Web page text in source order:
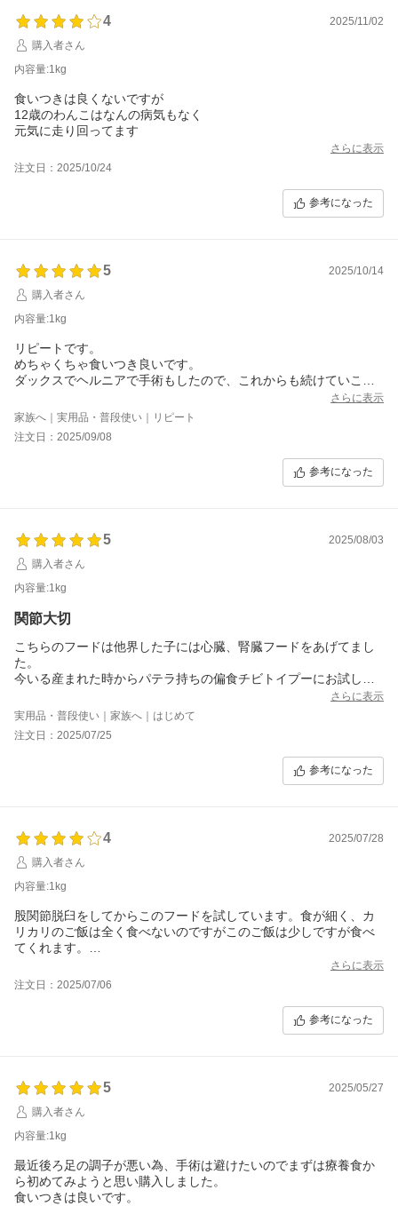
4
2025/11/02
購入者さん
内容量:1kg
食いつきは良くないですが
12歳のわんこはなんの病気もなく
元気に走り回ってます
さらに表示
注文日：2025/10/24
参考になった
5
2025/10/14
購入者さん
内容量:1kg
リピートです。
めちゃくちゃ食いつき良いです。
ダックスでヘルニアで手術もしたので、これからも続けていこう
さらに表示
家族へ｜実用品・普段使い｜リピート
注文日：2025/09/08
参考になった
5
2025/08/03
購入者さん
内容量:1kg
関節大切
こちらのフードは他界した子には心臓、腎臓フードをあげてまし
た。
今いる産まれた時からパテラ持ちの偏食チビトイプーにお試しを
無添加フードと混ぜて食べさせたら美味しそうに食べてくれたの
で注文。
もう1匹のデカトイプーも関節が弱いので無添加フードと混ぜてあ
げたいと思います。
さらに表示
実用品・普段使い｜家族へ｜はじめて
注文日：2025/07/25
参考になった
4
2025/07/28
購入者さん
内容量:1kg
股関節脱臼をしてからこのフードを試しています。食が細く、カ
リカリのご飯は全く食べないのですがこのご飯は少しですが食べ
てくれます。
リピート中です。お値段は高いですが、食べてくれるの一番なの
で。配送等は丁寧で安心です。
さらに表示
注文日：2025/07/06
参考になった
5
2025/05/27
購入者さん
内容量:1kg
最近後ろ足の調子が悪い為、手術は避けたいのでまずは療養食か
ら初めてみようと思い購入しました。
食いつきは良いです。